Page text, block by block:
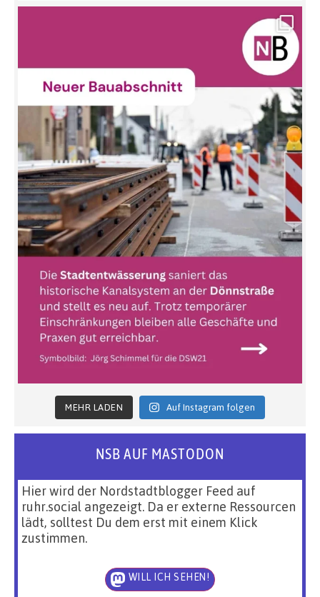
MEHR LADEN Auf Instagram folgen
NSB AUF MASTODON
Hier wird der Nordstadtblogger Feed auf
ruhr.social angezeigt. Da er externe Ressourcen
lädt, solltest Du dem erst mit einem Klick
zustimmen.
WILL ICH SEHEN!